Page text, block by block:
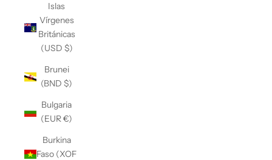
Islas
Vírgenes
Británicas
(USD $)
Brunei
(BND $)
Bulgaria
(EUR €)
Burkina
Faso (XOF